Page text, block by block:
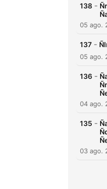
138 -
05 ago.
137 -
05 ago.
136 -
04 ago.
135 -
03 ago.